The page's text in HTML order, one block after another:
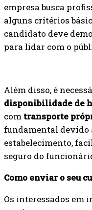
empresa busca
alguns critérios
candidato deve
para lidar com o
Além disso, é
disponibilidade de
com transporte
fundamental devido
estabelecimento,
seguro do
Como enviar o seu
Os interessados em